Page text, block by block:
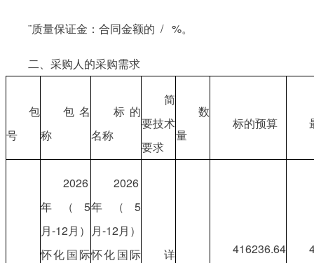
¨质量保证金：合同金额的 / %。
二、采购人的采购需求
包
号
包名
称
标的
名称
简
要技术
要求
数
量
标的预算
2026
年（5
月-12月）
怀化国际
2026
年（5
月-12月）
怀化国际
详
416236.64